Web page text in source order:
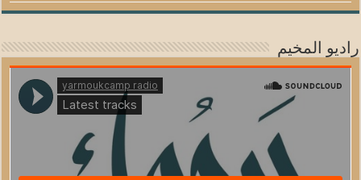
راديو المخيم